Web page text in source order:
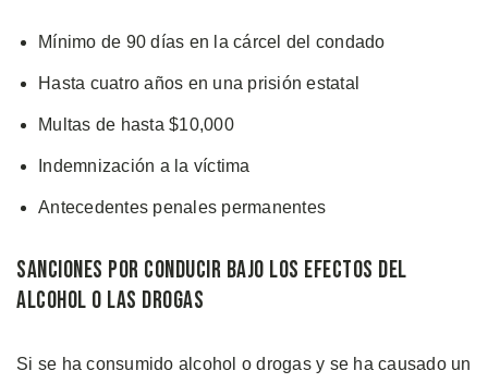
Mínimo de 90 días en la cárcel del condado
Hasta cuatro años en una prisión estatal
Multas de hasta $10,000
Indemnización a la víctima
Antecedentes penales permanentes
Sanciones Por Conducir Bajo los Efectos Del
Alcohol o las Drogas
Si se ha consumido alcohol o drogas y se ha causado un